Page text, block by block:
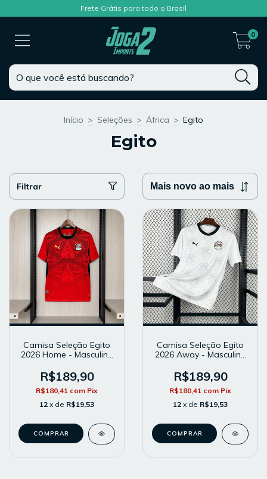
Frete Grátis para todo o Brasil
0
Início > Seleções > África > Egito
Egito
Filtrar
Camisa Seleção Egito
2026 Home - Masculina
Vermelha
R$189,90
R$180,41 com Pix
12 x de R$19,53
COMPRAR
Camisa Seleção Egito
2026 Away - Masculina
Branca
R$189,90
R$180,41 com Pix
12 x de R$19,53
COMPRAR